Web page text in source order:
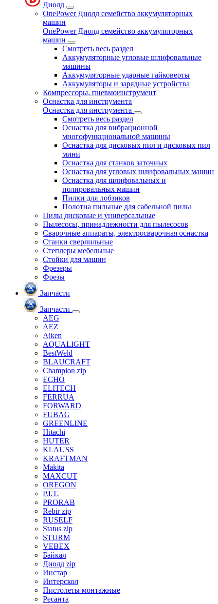
Диолд
OnePower Диолд семейство аккумуляторных
машин
OnePower Диолд семейство аккумуляторных
машин
Смотреть весь раздел
Аккумуляторные угловые шлифовальные
машины
Аккумуляторные ударные гайковерты
Аккумуляторы и зарядные устройства
Компрессоры, пневмоинструмент
Оснастка для инструмента
Оснастка для инструмента
Смотреть весь раздел
Оснастка для вибрационной
многофункциональной машины
Оснастка для дисковых пил и дисковых пил
мини
Оснастка для станков заточных
Оснастка для угловых шлифовальных машин
Оснастка для шлифовальных и
полировальных машин
Пилки для лобзиков
Полотна пильные для сабельной пилы
Пилы дисковые и универсальные
Пылесосы, принадлежности для пылесосов
Сварочные аппараты, электросварочная оснастка
Станки сверлильные
Степлеры мебельные
Стойки для машин
Фрезеры
Фрезы
Запчасти
Запчасти
AEG
AEZ
Aiken
AQUALIGHT
BestWeld
BLAUCRAFT
Champion zip
ECHO
ELITECH
FERRUA
FORWARD
FUBAG
GREENLINE
Hitachi
HUTER
KLAUSS
KRAFTMAN
Makita
MAXCUT
OREGON
P.I.T.
PRORAB
Rebir zip
RUSELF
Status zip
STURM
VEBEX
Байкал
Диолд zip
Инстар
Интерскол
Пистолеты монтажные
Ресанта